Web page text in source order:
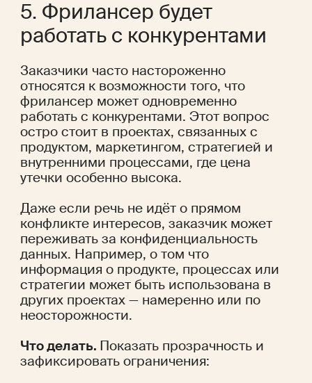
5. Фрилансер будет
работать с конкурентами
Заказчики часто настороженно
относятся к возможности того, что
фрилансер может одновременно
работать с конкурентами. Этот вопрос
остро стоит в проектах, связанных с
продуктом, маркетингом, стратегией и
внутренними процессами, где цена
утечки особенно высока.
Даже если речь не идёт о прямом
конфликте интересов, заказчик может
переживать за конфиденциальность
данных. Например, о том что
информация о продукте, процессах или
стратегии может быть использована в
других проектах — намеренно или по
неосторожности.
Что делать. Показать прозрачность и
зафиксировать ограничения: